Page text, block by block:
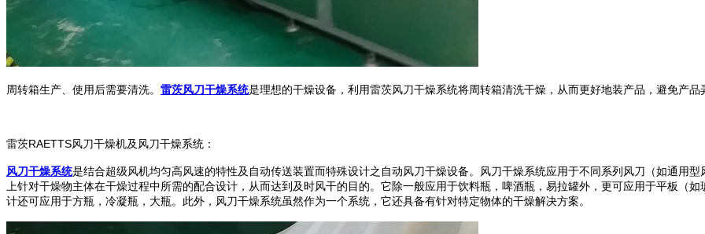
周转箱生产、使用后需要清洗。 雷茨风刀干燥系统是理想的干燥设备，利用雷茨风刀干燥系统将周转箱清洗干燥，从而更好地装产品，避免产品
雷茨RAETTS风刀干燥机及风刀干燥系统：
风刀干燥系统是结合超级风机均匀高风速的特性及自动传送装置而特殊设计之自动风刀干燥设备。风刀干燥系统应用于不同系列风刀（如通用
上针对干燥物主体在干燥过程中所需的配合设计，从而达到及时风干的目的。它除一般应用于饮料瓶，啤酒瓶，易拉罐外，更可应用于平板（
计还可应用于方瓶，冷凝瓶，大瓶。此外，风刀干燥系统虽然作为一个系统，它还具备有针对特定物体的干燥解决方案。